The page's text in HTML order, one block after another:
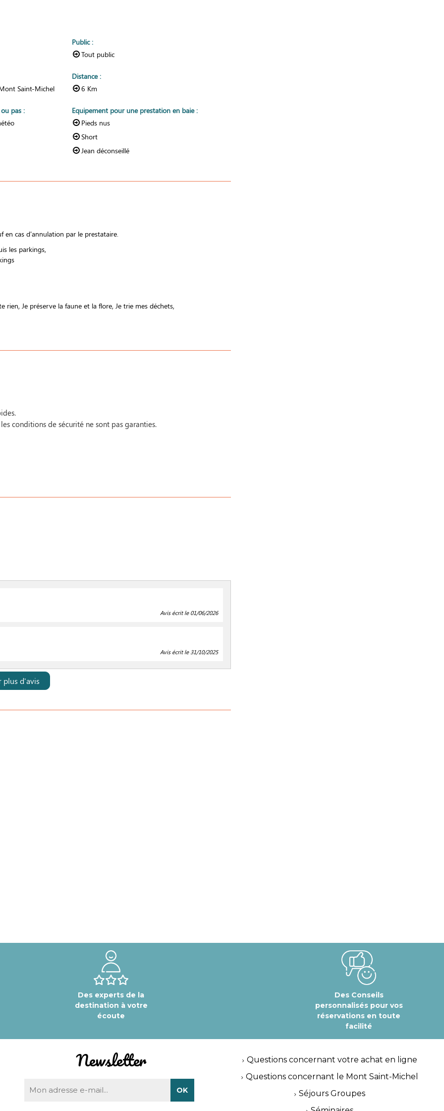
Public:
Tout public
Saint-Michel
Distance:
6 Km
ou pas:
Equipement pour une prestation en baie:
Pieds nus
Short
Jean déconseillé
en cas d'annulation par le prestataire.
les parkings
rien Je préserve la faune et la flore Je trie mes déchets
conditions de sécurité ne sont pas garanties.
Avis écrit le 01/06/2026
Avis écrit le 31/10/2025
plus d'avis
Des experts de la
destination à votre
écoute
Des Conseils
personnalisés pour vos
réservations en toute
facilité
Newsletter
Questions concernant votre achat en ligne
Questions concernant le Mont Saint-Michel
Séjours Groupes